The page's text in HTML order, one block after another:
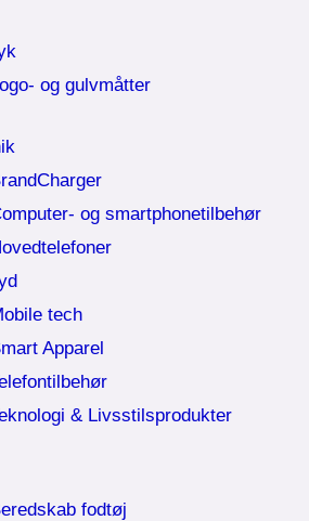
og gulvmåtter
og smartphonetilbehør
tech
Apparel
& Livsstilsprodukter
fodtøj